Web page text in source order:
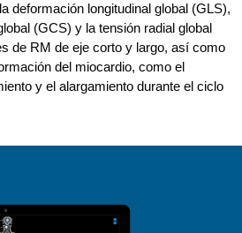
deformación longitudinal global (GLS),
(GCS) y la tensión radial global
de RM de eje corto y largo, así como
del miocardio, como el
y el alargamiento durante el ciclo